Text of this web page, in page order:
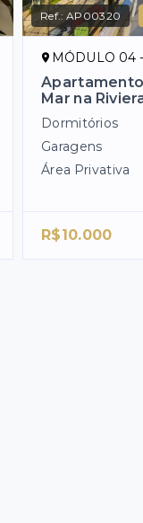
Ref.:AP00320
MÓDULO 04 -
Apartamento
Mar na
Dormitórios
Garagens
Área Privativa
R$10.000